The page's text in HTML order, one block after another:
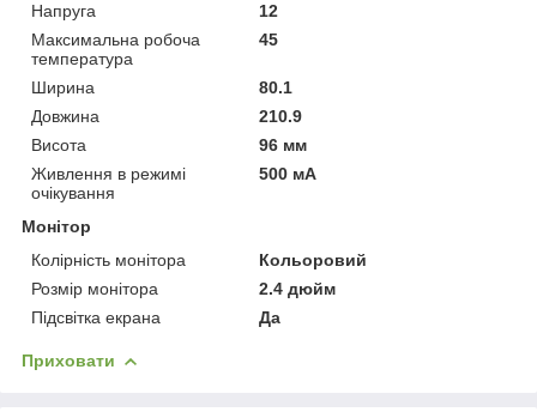
Напруга
12
Максимальна робоча
температура
45
Ширина
80.1
Довжина
210.9
Висота
96 мм
Живлення в режимі
очікування
500 мА
Монітор
Колірність монітора
Кольоровий
Розмір монітора
2.4 дюйм
Підсвітка екрана
Да
Приховати